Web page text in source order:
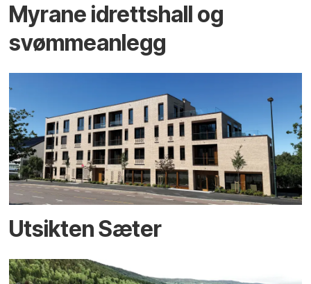
Myrane idrettshall og
svømmeanlegg
Utsikten Sæter